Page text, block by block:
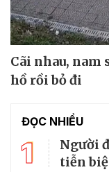
Cãi nhau, nam
hồ rồi bỏ đi
ĐỌC NHIỀU
1
Người
tiễn